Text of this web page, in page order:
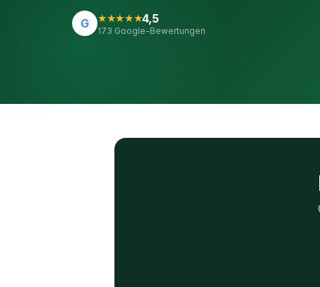
G ★★★★★4,5
173 Google-Bewertungen